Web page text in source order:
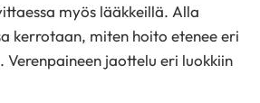
myös lääkkeillä. Alla
kerrotaan, miten hoito etenee eri
Verenpaineen jaottelu eri luokkiin